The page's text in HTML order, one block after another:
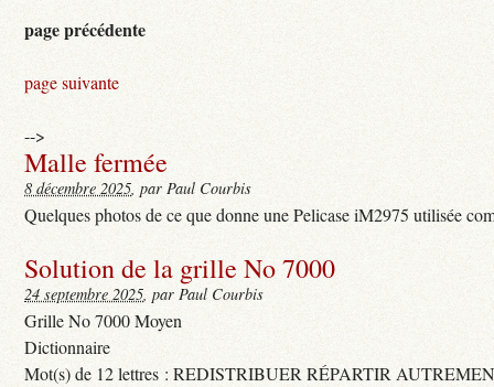
page précédente
page suivante
-->
Malle fermée
8 décembre 2025, par Paul Courbis
Quelques photos de ce que donne une Pelicase iM2975 utilisée
Solution de la grille No 7000
24 septembre 2025, par Paul Courbis
Grille No 7000 Moyen
Dictionnaire
Mot(s) de 12 lettres : REDISTRIBUER RÉPARTIR